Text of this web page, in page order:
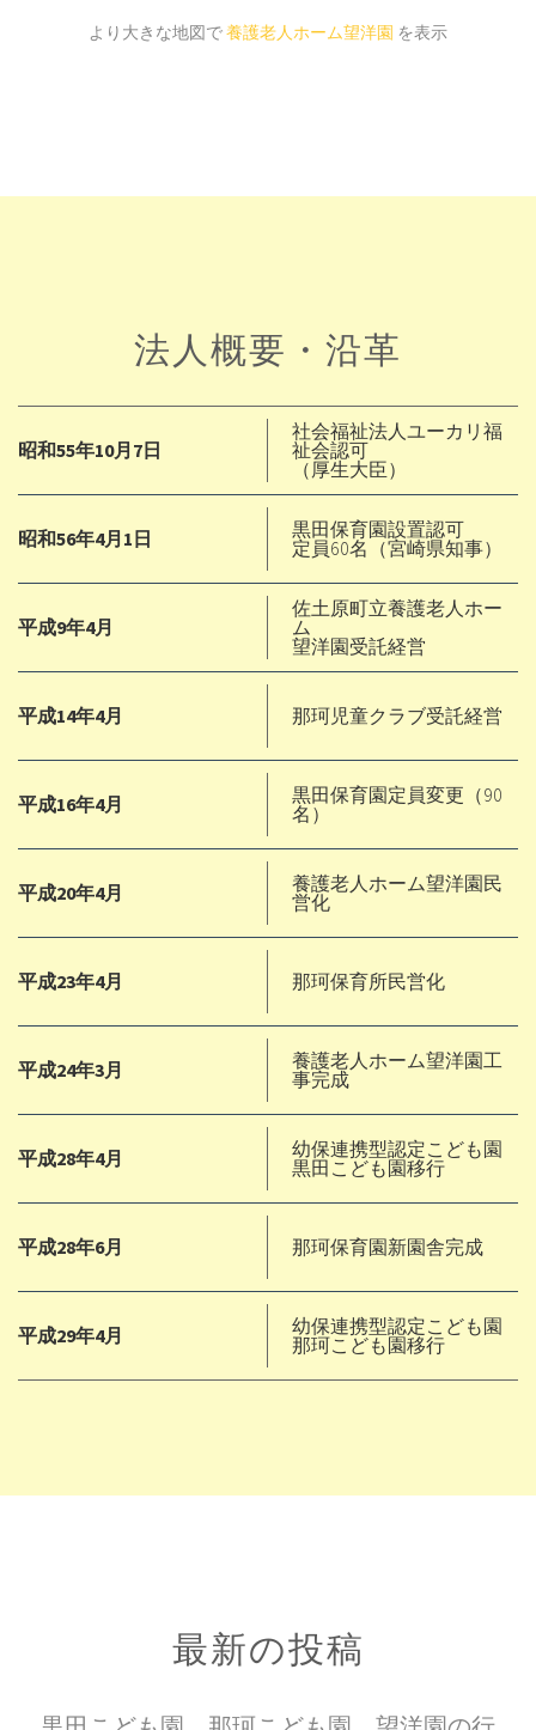
より大きな地図で養護老人ホーム望洋園 を表示
法人概要・沿革
昭和55年10月7日
社会福祉法人ユーカリ福
祉会認可
（厚生大臣）
昭和56年4月1日
黒田保育園設置認可
定員60名（宮崎県知事）
平成9年4月
佐土原町立養護老人ホー
ム
望洋園受託経営
平成14年4月 那珂児童クラブ受託経営
平成16年4月
黒田保育園定員変更（90
名）
平成20年4月
養護老人ホーム望洋園民
営化
平成23年4月 那珂保育所民営化
平成24年3月
養護老人ホーム望洋園工
事完成
平成28年4月
幼保連携型認定こども園
黒田こども園移行
平成28年6月 那珂保育園新園舎完成
平成29年4月
幼保連携型認定こども園
那珂こども園移行
最新の投稿